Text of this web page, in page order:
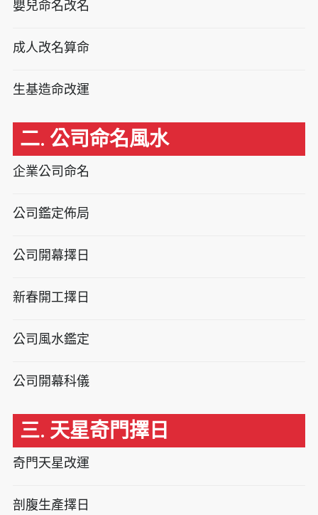
嬰兒命名改名
成人改名算命
生基造命改運
二. 公司命名風水
企業公司命名
公司鑑定佈局
公司開幕擇日
新春開工擇日
公司風水鑑定
公司開幕科儀
三. 天星奇門擇日
奇門天星改運
剖腹生產擇日